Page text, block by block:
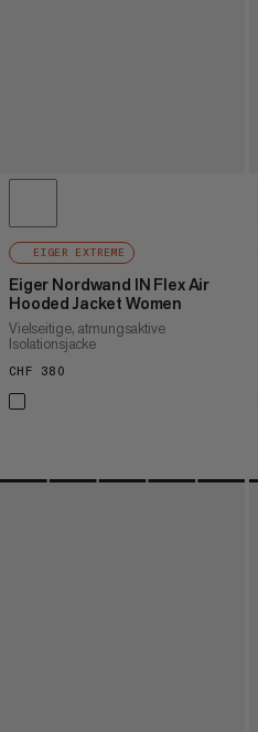
EIGER EXTREME
Eiger Nordwand IN Flex Air
Hooded Jacket Women
Vielseitige, atmungsaktive
Isolationsjacke
CHF 380